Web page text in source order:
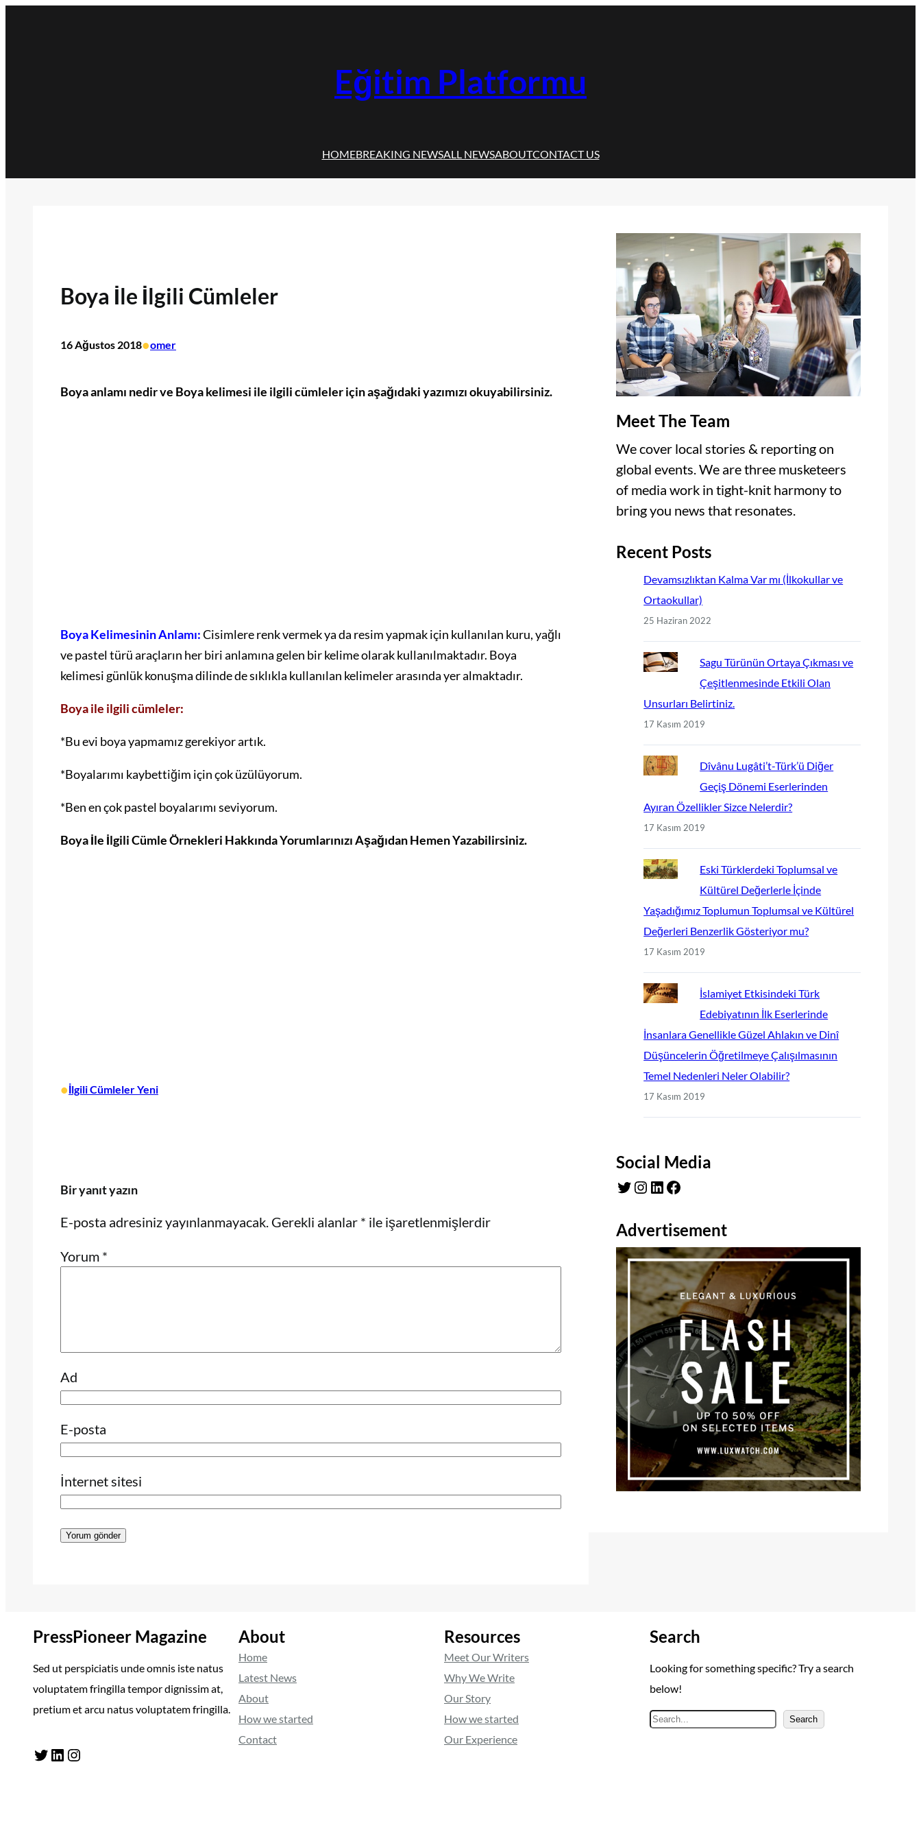
Eğitim Platformu
HOMEBREAKING NEWSALL NEWSABOUTCONTACT US
Boya İle İlgili Cümleler
16 Ağustos 2018•omer
Boya anlamı nedir ve Boya kelimesi ile ilgili cümleler için aşağıdaki yazımızı okuyabilirsiniz.
Boya Kelimesinin Anlamı:Cisimlere renk vermek ya da resim yapmak için kullanılan kuru, yağlı
ve pastel türü araçların her biri anlamına gelen bir kelime olarak kullanılmaktadır. Boya
kelimesi günlük konuşma dilinde de sıklıkla kullanılan kelimeler arasında yer almaktadır.
Boya ile ilgili cümleler:
*Bu evi boya yapmamız gerekiyor artık.
*Boyalarımı kaybettiğim için çok üzülüyorum.
*Ben en çok pastel boyalarımı seviyorum.
Boya İle İlgili Cümle Örnekleri Hakkında Yorumlarınızı Aşağıdan Hemen Yazabilirsiniz.
•İlgili Cümleler Yeni
Bir yanıt yazın
E-posta adresiniz yayınlanmayacak. Gerekli alanlar * ile işaretlenmişlerdir
Yorum *
Ad
E-posta
İnternet sitesi
Meet The Team
We cover local stories & reporting on
global events. We are three musketeers
of media work in tight-knit harmony to
bring you news that resonates.
Recent Posts
Devamsızlıktan Kalma Var mı (İlkokullar ve
Ortaokullar)
25 Haziran 2022
Sagu Türünün Ortaya Çıkması ve
Çeşitlenmesinde Etkili Olan
Unsurları Belirtiniz.
17 Kasım 2019
Dîvânu Lugâti’t-Türk’ü Diğer
Geçiş Dönemi Eserlerinden
Ayıran Özellikler Sizce Nelerdir?
17 Kasım 2019
Eski Türklerdeki Toplumsal ve
Kültürel Değerlerle İçinde
Yaşadığımız Toplumun Toplumsal ve Kültürel
Değerleri Benzerlik Gösteriyor mu?
17 Kasım 2019
İslamiyet Etkisindeki Türk
Edebiyatının İlk Eserlerinde
İnsanlara Genellikle Güzel Ahlakın ve Dinî
Düşüncelerin Öğretilmeye Çalışılmasının
Temel Nedenleri Neler Olabilir?
17 Kasım 2019
Social Media
Twitter
Instagram LinkedIn Facebook
Advertisement
PressPioneer Magazine
Sed ut perspiciatis unde omnis iste natus
voluptatem fringilla tempor dignissim at,
pretium et arcu natus voluptatem fringilla.
Twitter LinkedIn Instagram
About
Home
Latest News
About
How we started
Contact
Resources
Meet Our Writers
Why We Write
Our Story
How we started
Our Experience
Search
Looking for something specific? Try a search
below!
A
Search